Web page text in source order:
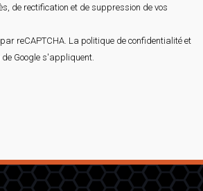
de rectification et de suppression de vos
reCAPTCHA. La politique de confidentialité et
de Google s'appliquent.